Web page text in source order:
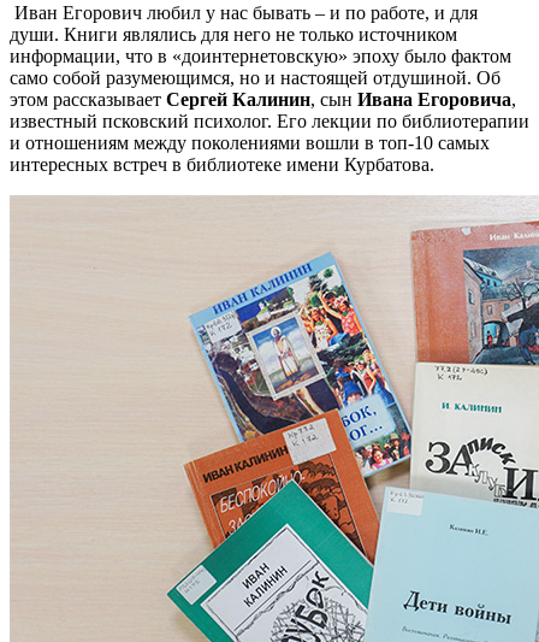
Иван Егорович любил у нас бывать – и по работе, и для
души. Книги являлись для него не только источником
информации, что в «доинтернетовскую» эпоху было фактом
само собой разумеющимся, но и настоящей отдушиной. Об
этом рассказывает Сергей Калинин, сын Ивана Егоровича,
известный псковский психолог. Его лекции по библиотерапии
и отношениям между поколениями вошли в топ-10 самых
интересных встреч в библиотеке имени Курбатова.